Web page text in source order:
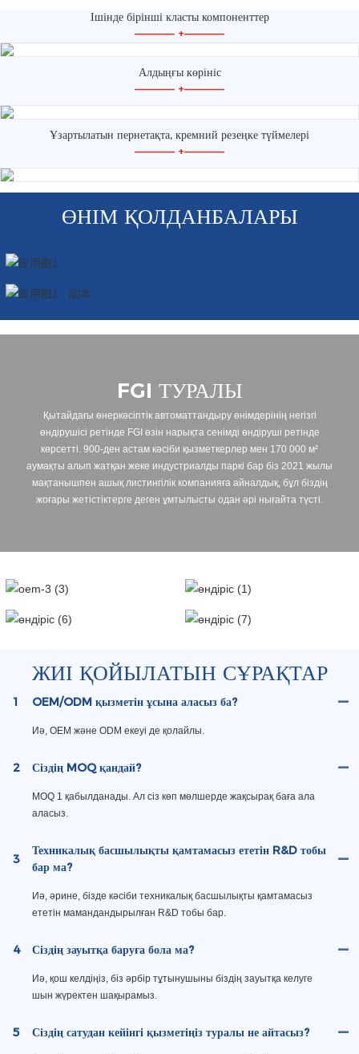
Ішінде бірінші класты компоненттер
————— +—————
Алдыңғы көрініс
————— +—————
Ұзартылатын пернетақта, кремний резеңке түймелері
————— +—————
ӨНІМ ҚОЛДАНБАЛАРЫ
FGI ТУРАЛЫ
Қытайдағы өнеркәсіптік автоматтандыру өнімдерінің негізгі
өндірушісі ретінде FGI өзін нарықта сенімді өндіруші ретінде
көрсетті. 900-ден астам кәсіби қызметкерлер мен 170 000 м²
аумақты алып жатқан жеке индустриалды паркі бар біз 2021 жылы
мақтанышпен ашық листингілік компанияға айналдық, бұл біздің
жоғары жетістіктерге деген ұмтылысты одан әрі нығайта түсті.
ЖИІ ҚОЙЫЛАТЫН СҰРАҚТАР
1 OEM/ODM қызметін ұсына аласыз ба?
Иә, OEM және ODM екеуі де қолайлы.
2 Сіздің MOQ қандай?
MOQ 1 қабылданады. Ал сіз көп мөлшерде жақсырақ баға ала
аласыз.
3
Техникалық басшылықты қамтамасыз ететін R&D тобы
бар ма?
Иә, әрине, бізде кәсіби техникалық басшылықты қамтамасыз
ететін мамандандырылған R&D тобы бар.
4 Сіздің зауытқа баруға бола ма?
Иә, қош келдіңіз, біз әрбір тұтынушыны біздің зауытқа келуге
шын жүректен шақырамыз.
5 Сіздің сатудан кейінгі қызметіңіз туралы не айтасыз?